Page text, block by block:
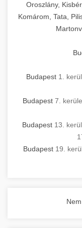
Oroszlány,
Komárom, Tata,
Budapest 1.
Budapest 7.
Budapest 13.
Budapest 19.